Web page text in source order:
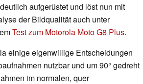
aufgerüstet und löst nun mit
der Bildqualität auch unter
Test zum Motorola Moto G8 Plus.
einige eigenwillige Entscheidungen
nutzbar und um 90° gedreht
im normalen, quer